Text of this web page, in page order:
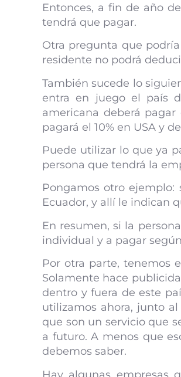
Entonces, a fin de año
tendrá que pagar.
Otra pregunta que
residente no podrá
También sucede lo
entra en juego el país
americana deberá
pagará el 10% en USA y
Puede utilizar lo que ya
persona que tendrá la
Pongamos otro ejemplo:
Ecuador, y allí le indican
En resumen, si la
individual y a pagar
Por otra parte, tenemos
Solamente hace
dentro y fuera de este
utilizamos ahora, junto
que son un servicio que
a futuro. A menos que
debemos saber.